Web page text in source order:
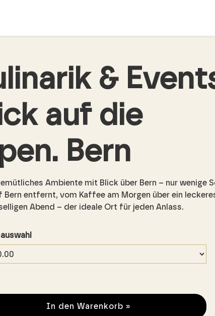
&
auf die
Bern
Ambiente mit Blick über Bern – nur wenige
Bern entfernt, vom Kaffee am Morgen über ein
Abend – der ideale Ort für jeden Anlass.
In den Warenkorb »